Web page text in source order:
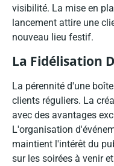
visibilité. La mise en
lancement attire une
nouveau lieu festif.
La Fidélisation
La pérennité d'une
clients réguliers. La
avec des avantages
L'organisation
maintient l'intérêt du
sur les soirées à venir